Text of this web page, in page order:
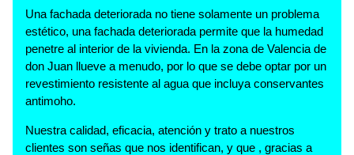
Una fachada deteriorada no tiene solamente un problema
estético, una fachada deteriorada permite que la humedad
penetre al interior de la vivienda. En la zona de Valencia de
don Juan llueve a menudo, por lo que se debe optar por un
revestimiento resistente al agua que incluya conservantes
antimoho.
Nuestra calidad, eficacia, atención y trato a nuestros
clientes son señas que nos identifican, y que , gracias a